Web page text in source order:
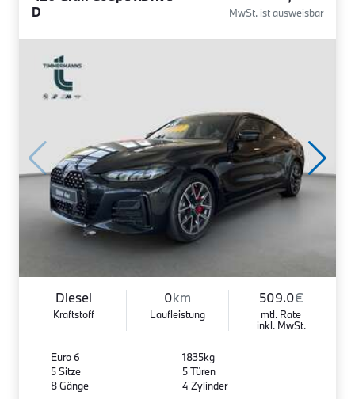
D
MwSt. ist ausweisbar
Diesel
Kraftstoff
0km
Laufleistung
509.0€
mtl. Rate
inkl. MwSt.
Euro 6
5 Sitze
8 Gänge
1835kg
5 Türen
4 Zylinder